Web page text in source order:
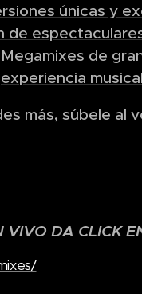
únicas y
de
de
experiencia
más, súbele al
DA CLICK